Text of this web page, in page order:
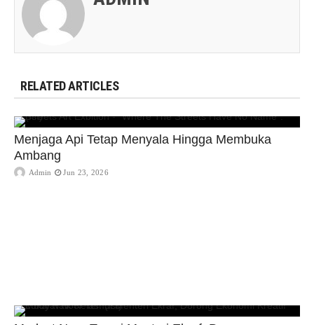
RELATED ARTICLES
Menjaga Api Tetap Menyala Hingga Membuka
Ambang
Admin Jun 23, 2026